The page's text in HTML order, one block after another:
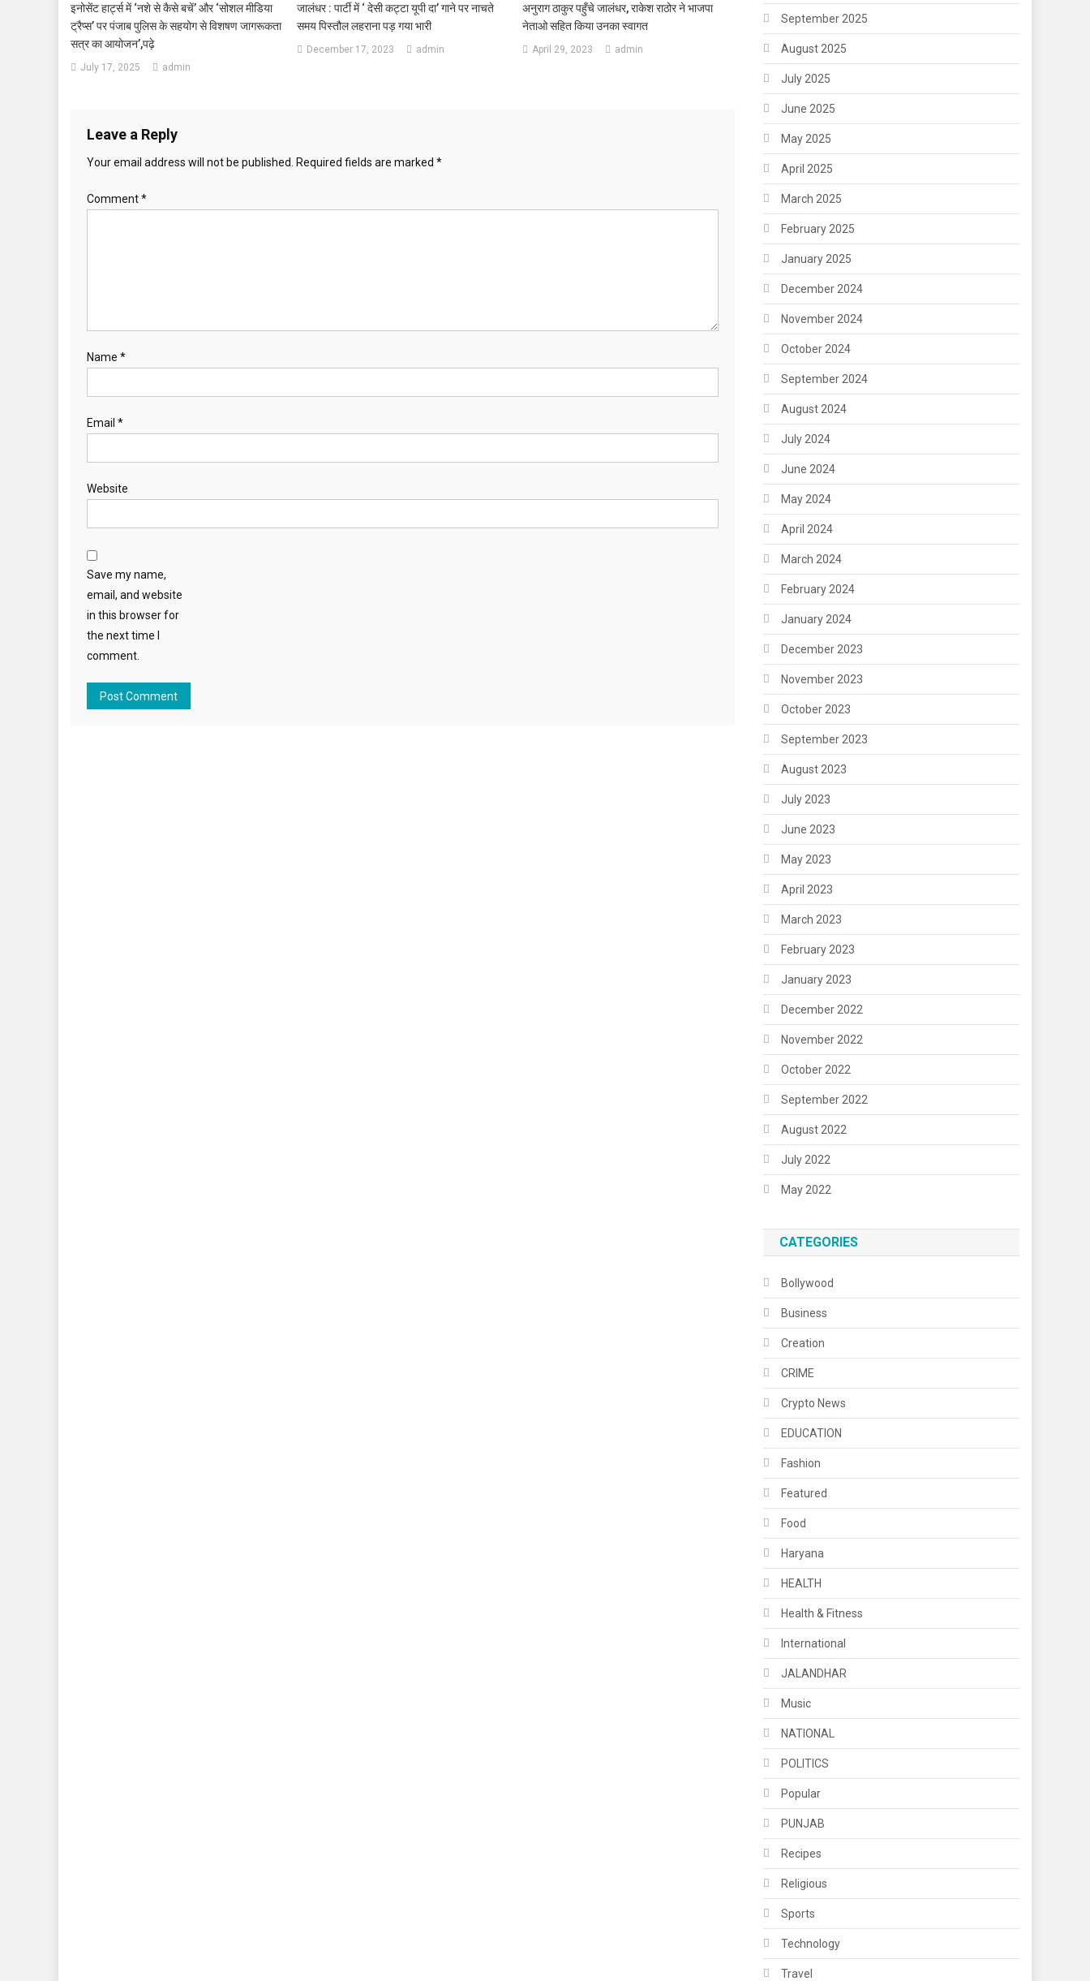
इनोसेंट हार्ट्स में ‘नशे से कैसे बचें’ और ‘सोशल मीडिया
ट्रैप्स’ पर पंजाब पुलिस के सहयोग से विशषण जागरूकता
सत्र का आयोजन’,पढ़े
July 17, 2025 admin
जालंधर : पार्टी में ‘ देसी कट्टा यूपी दा’ गाने पर नाचते
समय पिस्तौल लहराना पड़ गया भारी
December 17, 2023 admin
अनुराग ठाकुर पहुँचे जालंधर, राकेश राठोर ने भाजपा
नेताओ सहित किया उनका स्वागत
April 29, 2023 admin
Leave a Reply
Your email address will not be published. Required fields are marked *
Comment*
Name *
Email *
Website
Save my name,
email, and website
in this browser for
the next time I
comment.
September 2025
August 2025
July 2025
June 2025
May 2025
April 2025
March 2025
February 2025
January 2025
December 2024
November 2024
October 2024
September 2024
August 2024
July 2024
June 2024
May 2024
April 2024
March 2024
February 2024
January 2024
December 2023
November 2023
October 2023
September 2023
August 2023
July 2023
June 2023
May 2023
April 2023
March 2023
February 2023
January 2023
December 2022
November 2022
October 2022
September 2022
August 2022
July 2022
May 2022
CATEGORIES
Bollywood
Business
Creation
CRIME
Crypto News
EDUCATION
Fashion
Featured
Food
Haryana
HEALTH
Health & Fitness
International
JALANDHAR
Music
NATIONAL
POLITICS
Popular
PUNJAB
Recipes
Religious
Sports
Technology
Travel